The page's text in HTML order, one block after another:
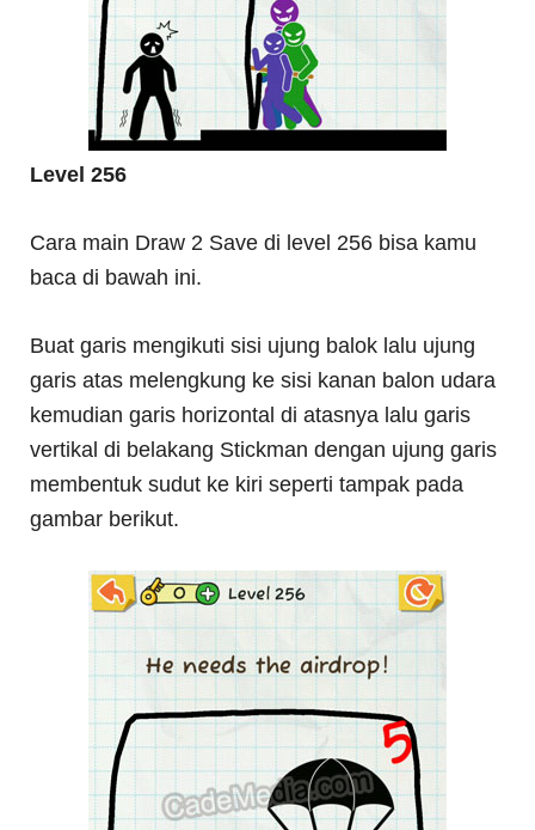
Level 256
Cara main Draw 2 Save di level 256 bisa kamu
baca di bawah ini.
Buat garis mengikuti sisi ujung balok lalu ujung
garis atas melengkung ke sisi kanan balon udara
kemudian garis horizontal di atasnya lalu garis
vertikal di belakang Stickman dengan ujung garis
membentuk sudut ke kiri seperti tampak pada
gambar berikut.